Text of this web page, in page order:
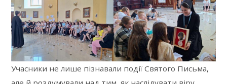
Учасники не лише пізнавали події Святого Письма,